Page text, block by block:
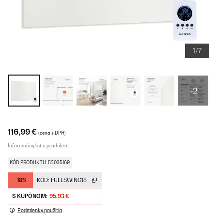
1/7
+2
116,99 € (cena s DPH)
Informačný list o produkte
KÓD PRODUKTU: 52035169
-18% KÓD: FULLSWING18
S KUPÓNOM: 95,93 €
Podmienky použitia